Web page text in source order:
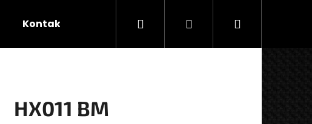
Kontakty Hledat PřihlášeníNákupní
HX011 BM